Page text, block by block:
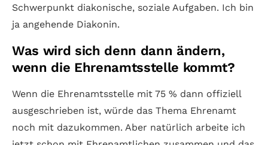
Schwerpunkt diakonische, soziale Aufgaben. Ich bin
ja angehende Diakonin.
Was wird sich denn dann ändern,
wenn die Ehrenamtsstelle kommt?
Wenn die Ehrenamtsstelle mit 75 % dann offiziell
ausgeschrieben ist, würde das Thema Ehrenamt
noch mit dazukommen. Aber natürlich arbeite ich